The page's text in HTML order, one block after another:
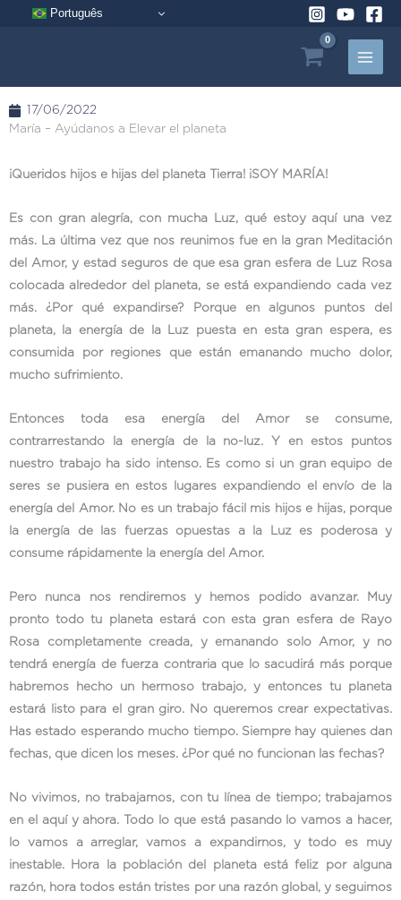
Português
17/06/2022
María – Ayúdanos a Elevar el planeta
¡Queridos hijos e hijas del planeta Tierra! ¡SOY MARÍA!
Es con gran alegría, con mucha Luz, qué estoy aquí una vez
más. La última vez que nos reunimos fue en la gran Meditación
del Amor, y estad seguros de que esa gran esfera de Luz Rosa
colocada alrededor del planeta, se está expandiendo cada vez
más. ¿Por qué expandirse? Porque en algunos puntos del
planeta, la energía de la Luz puesta en esta gran espera, es
consumida por regiones que están emanando mucho dolor,
mucho sufrimiento.
Entonces toda esa energía del Amor se consume,
contrarrestando la energía de la no-luz. Y en estos puntos
nuestro trabajo ha sido intenso. Es como si un gran equipo de
seres se pusiera en estos lugares expandiendo el envío de la
energía del Amor. No es un trabajo fácil mis hijos e hijas, porque
la energía de las fuerzas opuestas a la Luz es poderosa y
consume rápidamente la energía del Amor.
Pero nunca nos rendiremos y hemos podido avanzar. Muy
pronto todo tu planeta estará con esta gran esfera de Rayo
Rosa completamente creada, y emanando solo Amor, y no
tendrá energía de fuerza contraria que lo sacudirá más porque
habremos hecho un hermoso trabajo, y entonces tu planeta
estará listo para el gran giro. No queremos crear expectativas.
Has estado esperando mucho tiempo. Siempre hay quienes dan
fechas, que dicen los meses. ¿Por qué no funcionan las fechas?
No vivimos, no trabajamos, con tu línea de tiempo; trabajamos
en el aquí y ahora. Todo lo que está pasando lo vamos a hacer,
lo vamos a arreglar, vamos a expandirnos, y todo es muy
inestable. Hora la población del planeta está feliz por alguna
razón, hora todos están tristes por una razón global, y seguimos